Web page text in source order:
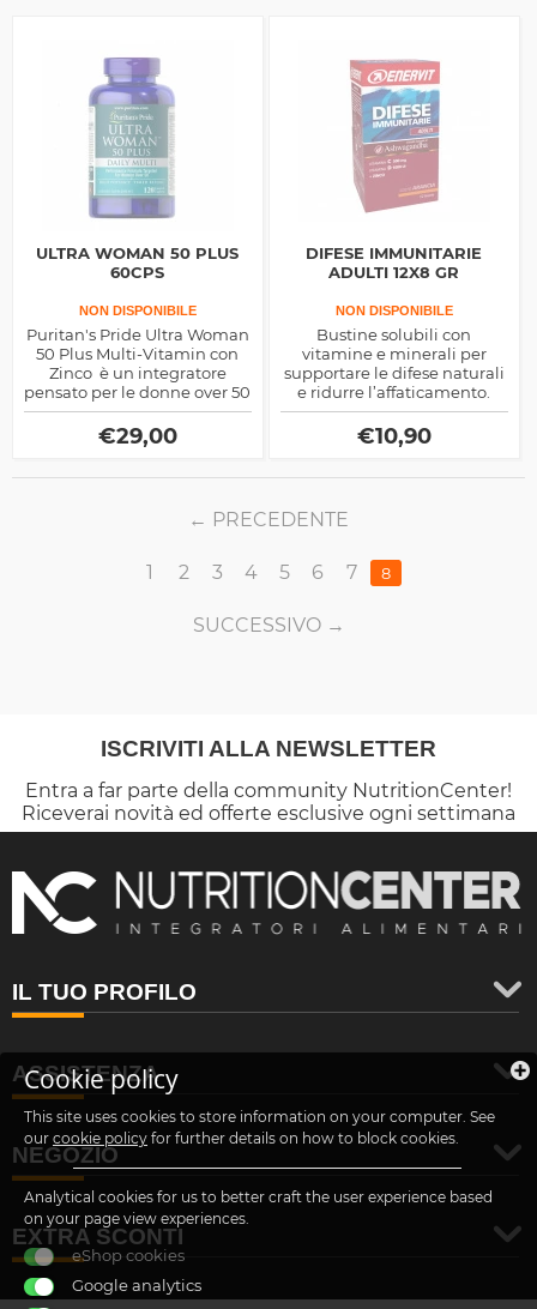
ULTRA WOMAN 50 PLUS
60CPS
NON DISPONIBILE
Puritan's Pride Ultra Woman
50 Plus Multi-Vitamin con
Zinco è un integratore
pensato per le donne over 50
, perfetto per inforzare ossa,
unghie e capelli e per fornire
un effetto antiossidante
€29,00
DIFESE IMMUNITARIE
ADULTI 12X8 GR
NON DISPONIBILE
Bustine solubili con
vitamine e minerali per
supportare le difese naturali
e ridurre l’affaticamento.
Formula completa, gusto
gradevole, ideale per adulti.
€10,90
PRECEDENTE
1 2 3 4 5 6 7 8
SUCCESSIVO
ISCRIVITI ALLA NEWSLETTER
Entra a far parte della community NutritionCenter!
Riceverai novità ed offerte esclusive ogni settimana
IL TUO PROFILO
ASSISTENZA
NEGOZIO
EXTRA SCONTI
Cookie policy
This site uses cookies to store information on your computer. See
our cookie policy for further details on how to block cookies.
Analytical cookies for us to better craft the user experience based
on your page view experiences.
eShop cookies
Google analytics